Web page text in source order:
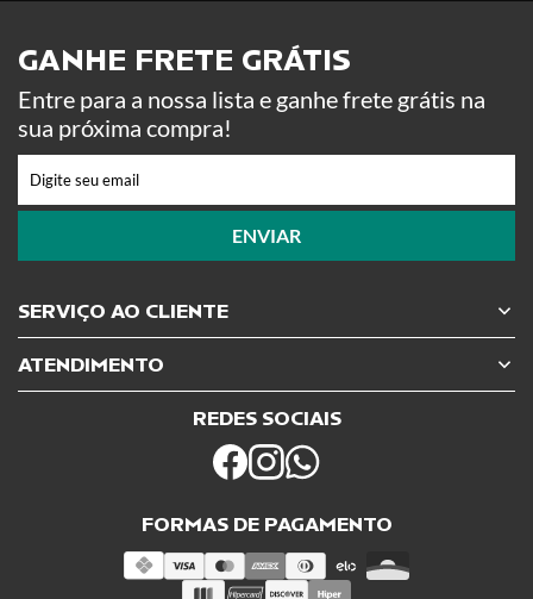
SERVIÇO AO CLIENTE
ATENDIMENTO
REDES SOCIAIS
FORMAS DE PAGAMENTO
GANHE FRETE GRÁTIS ​
Entre para a nossa lista e ganhe frete grátis na
sua próxima compra!
ENVIAR